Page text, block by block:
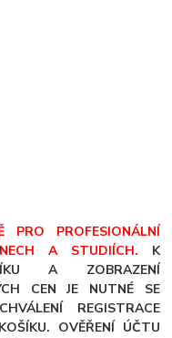
PRO PROFESIONÁLNÍ
A STUDIÍCH. K
A ZOBRAZENÍ
CEN JE NUTNÉ SE
REGISTRACE
OVĚŘENÍ ÚČTU